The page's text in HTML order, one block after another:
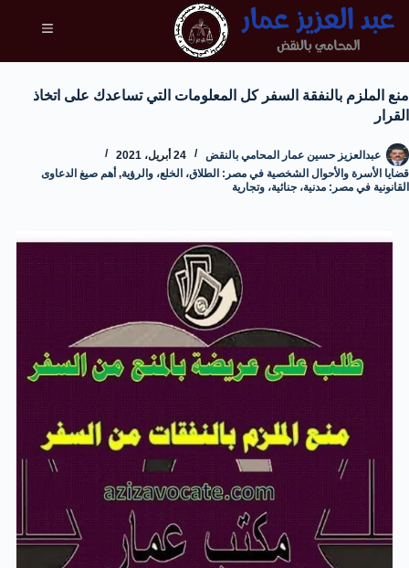
منع الملزم بالنفقة السفر كل المعلومات التي تساعدك على اتخاذ
القرار
عبدالعزيز حسين عمار المحامي بالنقض
24 أبريل، 2021
قضايا الأسرة والأحوال الشخصية في مصر: الطلاق، الخلع، والرؤية, أهم صيغ الدعاوى
القانونية في مصر: مدنية، جنائية، وتجارية